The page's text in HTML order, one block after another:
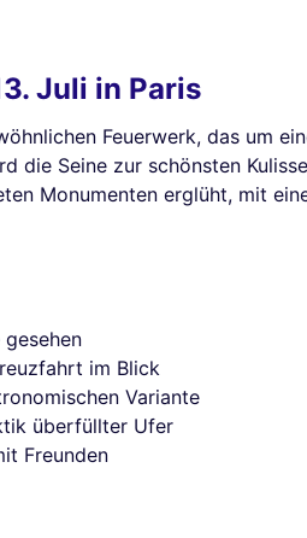
Juli in Paris
Feuerwerk, das um
die Seine zur schönsten
Monumenten erglüht, mit
im Blick
Variante
überfüllter Ufer
Freunden